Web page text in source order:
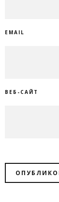
EMAIL
ВЕБ-САЙТ